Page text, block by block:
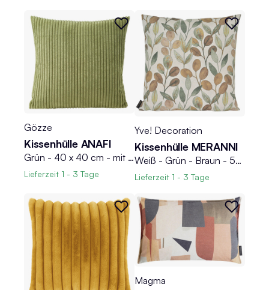
Gözze
Kissenhülle ANAFI
Grün - 40 x 40 cm - mit Reißverschluss - Cordoptik
Lieferzeit 1 - 3 Tage
Yve! Decoration
Kissenhülle MERANNI
Weiß - Grün - Braun - 50 x 50 cm - Blättermotive
Lieferzeit 1 - 3 Tage
Magma